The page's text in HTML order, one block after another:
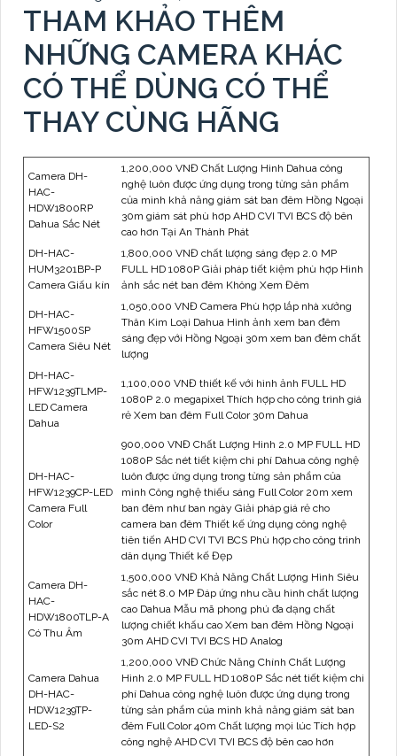
THAM KHẢO THÊM
NHỮNG CAMERA KHÁC
CÓ THỂ DÙNG CÓ THỂ
THAY CÙNG HÃNG
Camera DH-
HAC-
HDW1800RP
Dahua Sắc Nét
1,200,000 VNĐ Chất Lượng Hình Dahua công
nghệ luôn được ứng dụng trong từng sản phẩm
của mình khả năng giám sát ban đêm Hồng Ngoại
30m giám sát phù hơp AHD CVI TVI BCS độ bên
cao hơn Tại An Thành Phát
DH-HAC-
HUM3201BP-P
Camera Giấu kín
1,800,000 VNĐ chất lượng sáng đẹp 2.0 MP
FULL HD 1080P Giải pháp tiết kiệm phù hợp Hình
ảnh sắc nét ban đêm Không Xem Đêm
DH-HAC-
HFW1500SP
Camera Siêu Nét
1,050,000 VNĐ Camera Phù hợp lắp nhà xưởng
Thân Kim Loại Dahua Hình ảnh xem ban đêm
sáng đẹp với Hồng Ngoại 30m xem ban đêm chất
lượng
DH-HAC-
HFW1239TLMP-
LED Camera
Dahua
1,100,000 VNĐ thiết kế với hình ảnh FULL HD
1080P 2.0 megapixel Thích hợp cho công trình giá
rẻ Xem ban đêm Full Color 30m Dahua
DH-HAC-
HFW1239CP-LED
Camera Full
Color
900,000 VNĐ Chất Lượng Hình 2.0 MP FULL HD
1080P Sắc nét tiết kiệm chi phí Dahua công nghệ
luôn được ứng dụng trong từng sản phẩm của
mình Công nghệ thiếu sáng Full Color 20m xem
ban đêm như ban ngày Giải pháp giá rẻ cho
camera ban đêm Thiết kế ứng dụng công nghệ
tiên tiến AHD CVI TVI BCS Phù hợp cho công trình
dân dụng Thiết kế Đẹp
Camera DH-
HAC-
HDW1800TLP-A
Có Thu Âm
1,500,000 VNĐ Khả Năng Chất Lượng Hình Siêu
sắc nét 8.0 MP Đáp ứng nhu cầu hình chất lượng
cao Dahua Mẫu mã phong phú đa dạng chất
lượng chiết khấu cao Xem ban đêm Hồng Ngoại
30m AHD CVI TVI BCS HD Analog
Camera Dahua
DH-HAC-
HDW1239TP-
LED-S2
1,200,000 VNĐ Chức Năng Chính Chất Lượng
Hình 2.0 MP FULL HD 1080P Sắc nét tiết kiệm chi
phí Dahua công nghệ luôn được ứng dụng trong
từng sản phẩm của mình khả năng giám sát ban
đêm Full Color 40m Chất lượng mọi lúc Tích hợp
công nghệ AHD CVI TVI BCS độ bên cao hơn